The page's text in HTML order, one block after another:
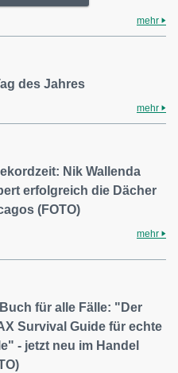
mehr
des Jahres
mehr
Nik Wallenda
erfolgreich die Dächer
(FOTO)
mehr
für alle Fälle: "Der
Survival Guide für echte
- jetzt neu im Handel